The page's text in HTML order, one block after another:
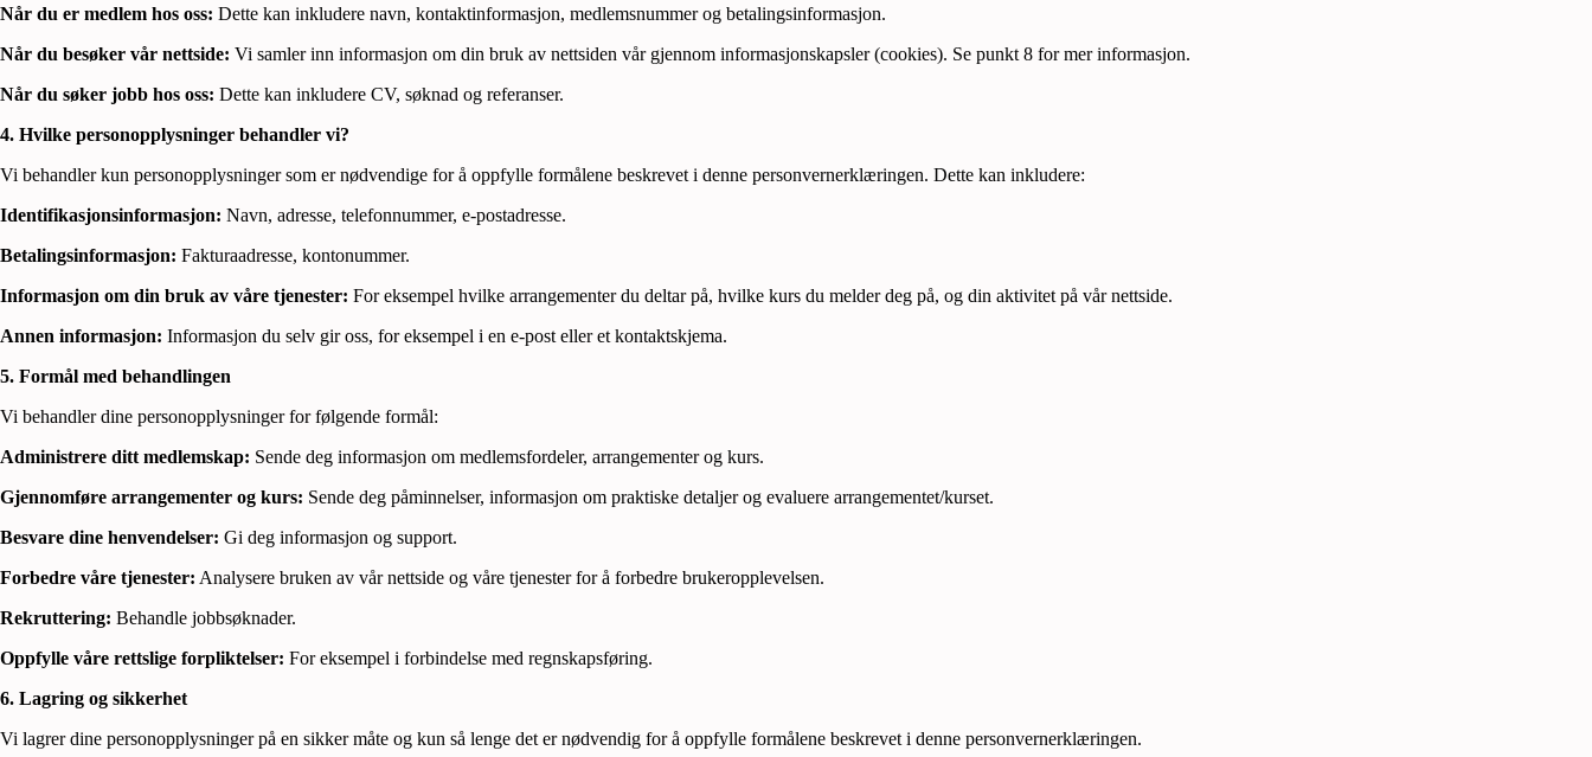
Når du er medlem hos oss: Dette kan inkludere navn, kontaktinformasjon, medlemsnummer og betalingsinformasjon.
Når du besøker vår nettside: Vi samler inn informasjon om din bruk av nettsiden vår gjennom informasjonskapsler (cookies). Se punkt 8 for mer informasjon.
Når du søker jobb hos oss: Dette kan inkludere CV, søknad og referanser.
4. Hvilke personopplysninger behandler vi?
Vi behandler kun personopplysninger som er nødvendige for å oppfylle formålene beskrevet i denne personvernerklæringen. Dette kan inkludere:
Identifikasjonsinformasjon: Navn, adresse, telefonnummer, e-postadresse.
Betalingsinformasjon: Fakturaadresse, kontonummer.
Informasjon om din bruk av våre tjenester: For eksempel hvilke arrangementer du deltar på, hvilke kurs du melder deg på, og din aktivitet på vår nettside.
Annen informasjon: Informasjon du selv gir oss, for eksempel i en e-post eller et kontaktskjema.
5. Formål med behandlingen
Vi behandler dine personopplysninger for følgende formål:
Administrere ditt medlemskap: Sende deg informasjon om medlemsfordeler, arrangementer og kurs.
Gjennomføre arrangementer og kurs: Sende deg påminnelser, informasjon om praktiske detaljer og evaluere arrangementet/kurset.
Besvare dine henvendelser: Gi deg informasjon og support.
Forbedre våre tjenester: Analysere bruken av vår nettside og våre tjenester for å forbedre brukeropplevelsen.
Rekruttering: Behandle jobbsøknader.
Oppfylle våre rettslige forpliktelser: For eksempel i forbindelse med regnskapsføring.
6. Lagring og sikkerhet
Vi lagrer dine personopplysninger på en sikker måte og kun så lenge det er nødvendig for å oppfylle formålene beskrevet i denne personvernerklæringen.